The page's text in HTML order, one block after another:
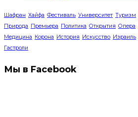
Шафран Хайфа Фестиваль Университет Туризм
Природа Премьера Политика Открытия Опера
Медицина Корона История Искусство Израиль
Гастроли
Мы в Facebook